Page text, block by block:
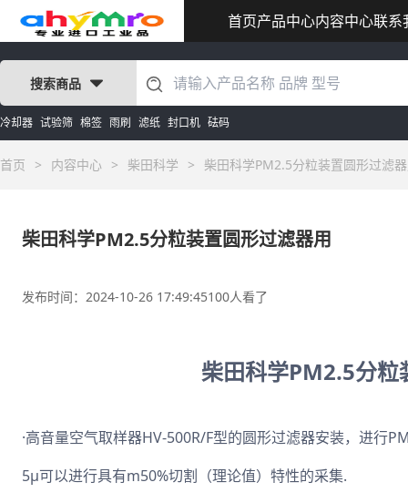
首页产品中心内容中心联系
搜索商品
冷却器 试验筛 棉签 雨刷 滤纸 封口机 砝码
首页 > 内容中心 > 柴田科学 > 柴田科学PM2.5分粒装置圆形过滤
柴田科学PM2.5分粒装置圆形过滤器用
发布时间：2024-10-26 17:49:45100人看了
柴田科学PM2.5分粒
·高音量空气取样器HV-500R/F型的圆形过滤器安装，进行
5μ可以进行具有m50%切割（理论值）特性的采集.